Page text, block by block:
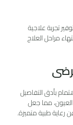
تجربة علاجية
مراحل العلاج
بأدق التفاصيل
مما جعل
رعاية طبية متميزة.